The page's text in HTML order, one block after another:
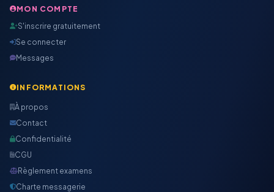
MON COMPTE
S'inscrire gratuitement
Se connecter
Messages
INFORMATIONS
À propos
Contact
Confidentialité
CGU
Règlement examens
Charte messagerie